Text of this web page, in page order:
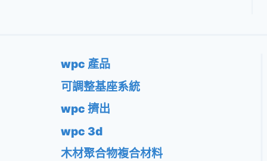
wpc 產品
可調整基座系統
wpc 擠出
wpc 3d
木材聚合物複合材料